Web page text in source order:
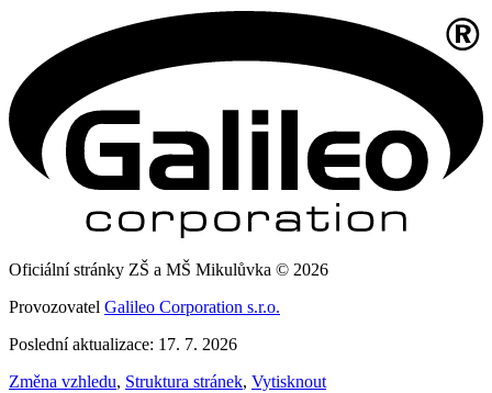
Oficiální stránky ZŠ a MŠ Mikulůvka © 2026
Provozovatel Galileo Corporation s.r.o.
Poslední aktualizace: 17. 7. 2026
Změna vzhledu, Struktura stránek, Vytisknout